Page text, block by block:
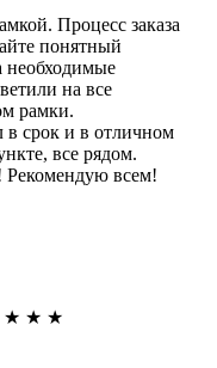
Процесс заказа
понятный
необходимые
на все
рамки.
срок и в отличном
все рядом.
Рекомендую всем!
★ ★ ★